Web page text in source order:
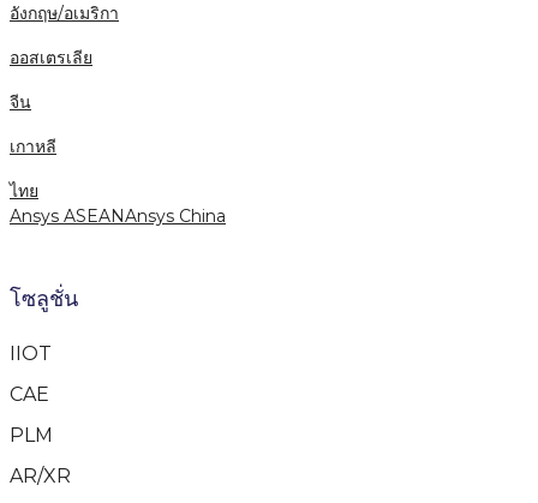
อังกฤษ/อเมริกา
ออสเตรเลีย
จีน
เกาหลี
ไทย
Ansys ASEANAnsys China
โซลูชั่น
IIOT
CAE
PLM
AR/XR